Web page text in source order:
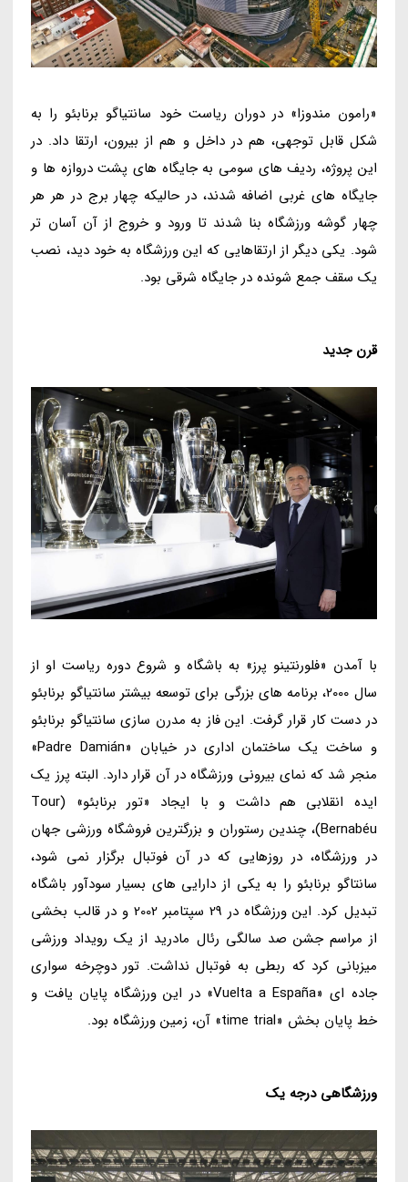
«رامون مندوزا» در دوران ریاست خود سانتیاگو برنابئو را به
شکل قابل توجهی، هم در داخل و هم از بیرون، ارتقا داد. در
این پروژه، ردیف های سومی به جایگاه های پشت دروازه ها و
جایگاه های غربی اضافه شدند، در حالیکه چهار برج در هر هر
چهار گوشه ورزشگاه بنا شدند تا ورود و خروج از آن آسان تر
شود. یکی دیگر از ارتقاهایی که این ورزشگاه به خود دید، نصب
یک سقف جمع شونده در جایگاه شرقی بود.
قرن جدید
با آمدن «فلورنتینو پرز» به باشگاه و شروع دوره ریاست او از
سال 2000، برنامه های بزرگی برای توسعه بیشتر سانتیاگو برنابئو
در دست کار قرار گرفت. این فاز به مدرن سازی سانتیاگو برنابئو
و ساخت یک ساختمان اداری در خیابان «Padre Damián»
منجر شد که نمای بیرونی ورزشگاه در آن قرار دارد. البته پرز یک
ایده انقلابی هم داشت و با ایجاد «تور برنابئو» (Tour
Bernabéu)، چندین رستوران و بزرگترین فروشگاه ورزشی جهان
در ورزشگاه، در روزهایی که در آن فوتبال برگزار نمی شود،
سانتاگو برنابئو را به یکی از دارایی های بسیار سودآور باشگاه
تبدیل کرد. این ورزشگاه در 29 سپتامبر 2002 و در قالب بخشی
از مراسم جشن صد سالگی رئال مادرید از یک رویداد ورزشی
میزبانی کرد که ربطی به فوتبال نداشت. تور دوچرخه سواری
جاده ای «Vuelta a España» در این ورزشگاه پایان یافت و
خط پایان بخش «time trial» آن، زمین ورزشگاه بود.
ورزشگاهی درجه یک